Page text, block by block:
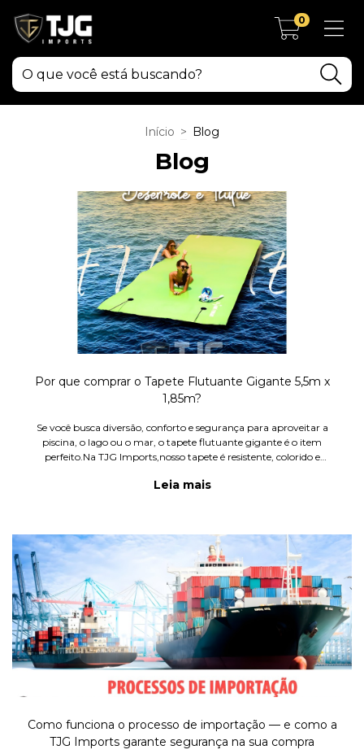
0
Início > Blog
Blog
Por que comprar o Tapete Flutuante Gigante 5,5m x
1,85m?
Se você busca diversão, conforto e segurança para aproveitar a
piscina, o lago ou o mar, o tapete flutuante gigante é o item
perfeito.Na TJG Imports,nosso tapete é resistente, colorido e
Leia mais
Como funciona o processo de importação — e como a
TJG Imports garante segurança na sua compra